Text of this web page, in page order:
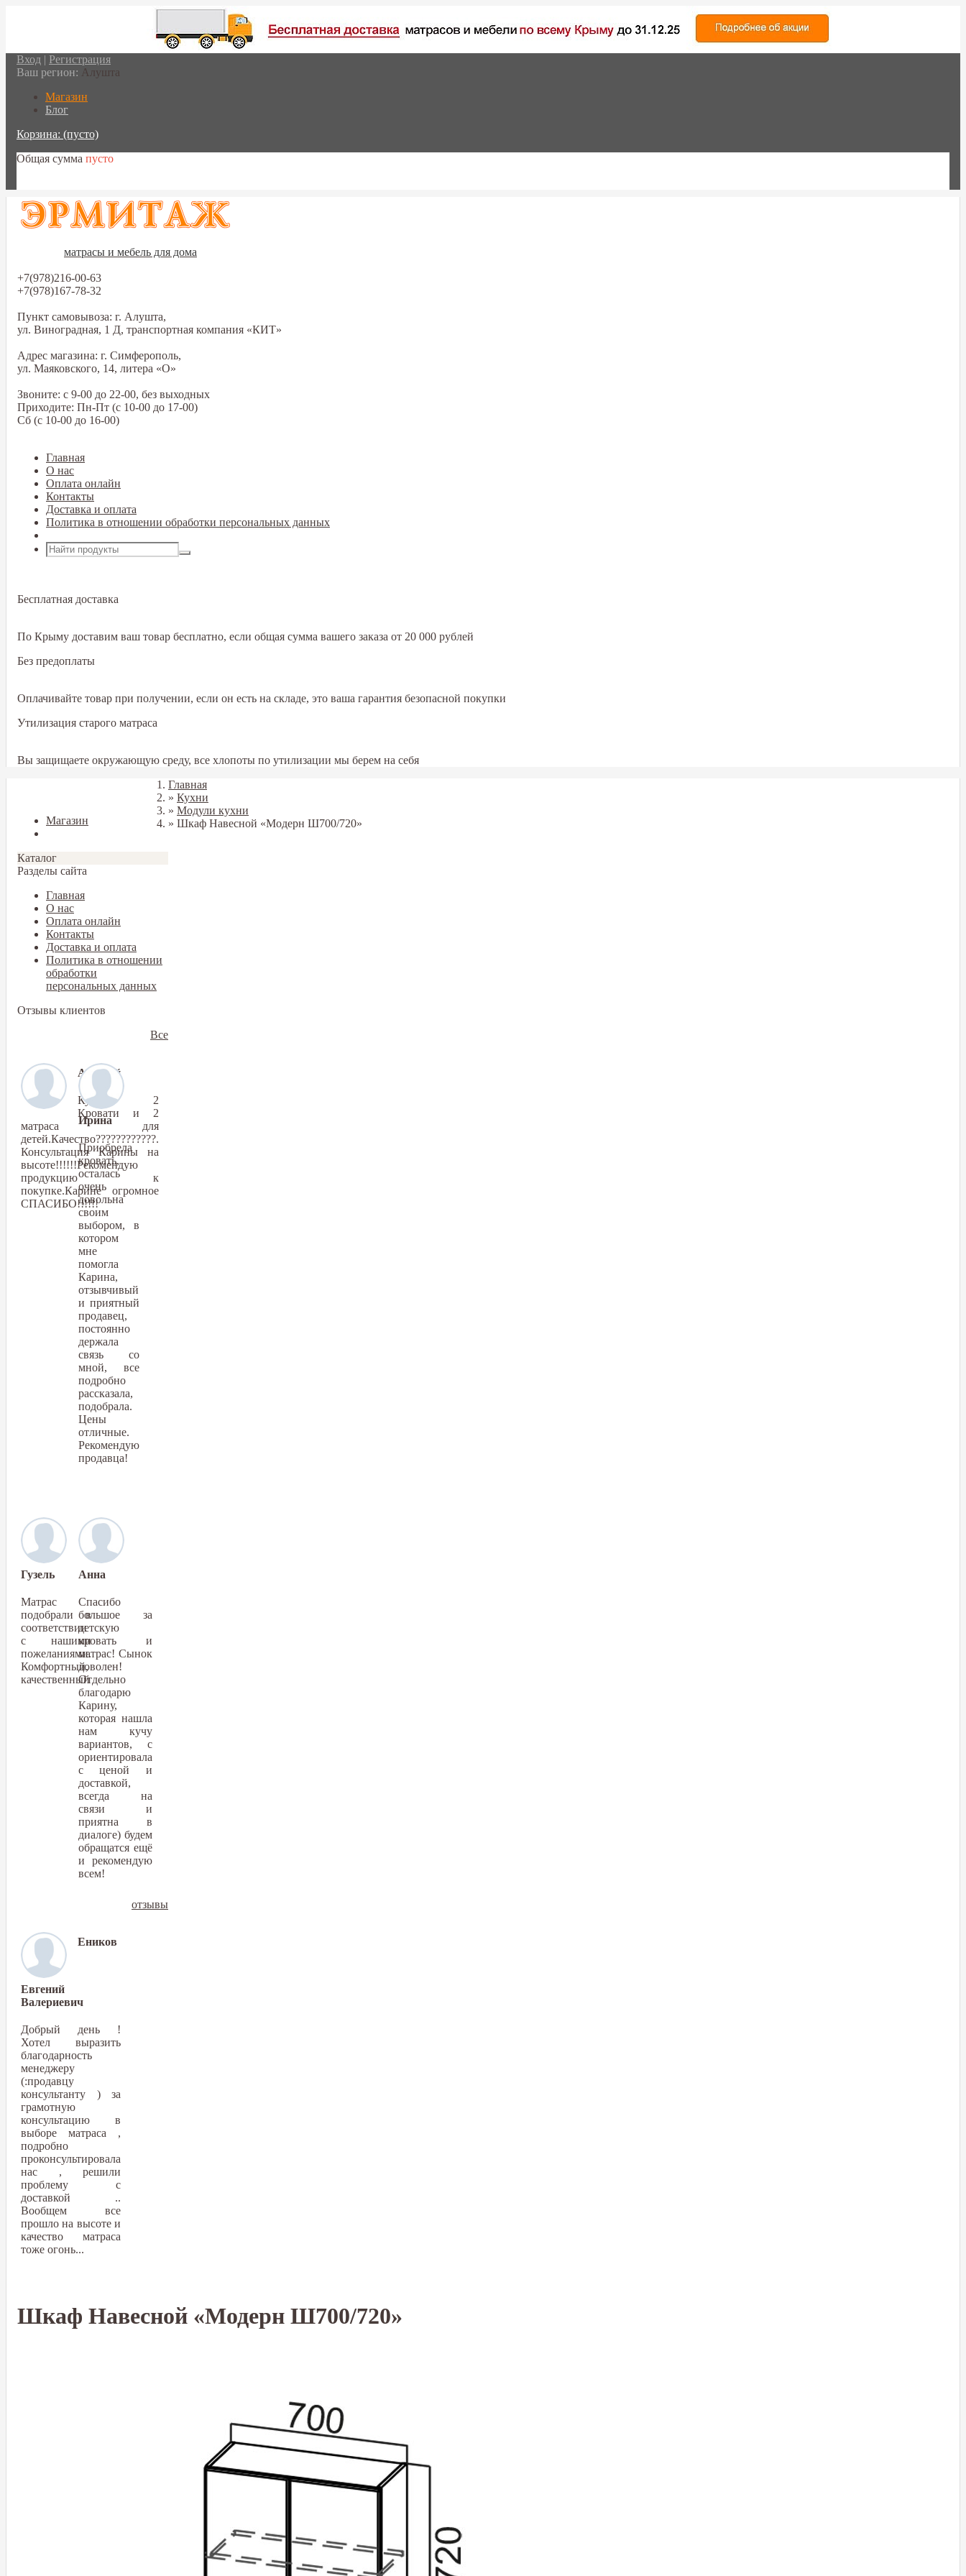
Вход | Регистрация
Ваш регион: Алушта
Магазин
Блог
Корзина: (пусто)
Общая сумма пусто
матрасы и мебель для дома
+7(978)216-00-63
+7(978)167-78-32
Пункт самовывоза: г. Алушта,
ул. Виноградная, 1 Д, транспортная компания «КИТ»
Адрес магазина: г. Симферополь,
ул. Маяковского, 14, литера «О»
Звоните: с 9-00 до 22-00, без выходных
Приходите: Пн-Пт (с 10-00 до 17-00)
Сб (с 10-00 до 16-00)
Главная
О нас
Оплата онлайн
Контакты
Доставка и оплата
Политика в отношении обработки персональных данных
Бесплатная доставка
По Крыму доставим ваш товар бесплатно, если общая сумма вашего заказа от 20 000 рублей
Без предоплаты
Оплачивайте товар при получении, если он есть на складе, это ваша гарантия безопасной покупки
Утилизация старого матраса
Вы защищаете окружающую среду, все хлопоты по утилизации мы берем на себя
Магазин
Каталог
Разделы сайта
Главная
О нас
Оплата онлайн
Контакты
Доставка и оплата
Политика в отношении
обработки
персональных данных
Отзывы клиентов
Алексей
Купили 2
Кровати и 2
матраса для
детей.Качество????????????.
Консультация Карины на
высоте!!!!!!Рекомендую
продукцию к
покупке.Карине огромное
СПАСИБО!!!!!!
Ирина
Приобрела
кровать,
осталась
очень
довольна
своим
выбором, в
котором
мне
помогла
Карина,
отзывчивый
и приятный
продавец,
постоянно
держала
связь со
мной, все
подробно
рассказала,
подобрала.
Цены
отличные.
Рекомендую
продавца!
Гузель
Матрас
подобрали в
соответствии
с нашими
пожеланиями.
Комфортный,
качественный
Анна
Спасибо
большое за
детскую
кровать и
матрас! Сынок
доволен!
Отдельно
благодарю
Карину,
которая нашла
нам кучу
вариантов, с
ориентировала
с ценой и
доставкой,
всегда на
связи и
приятна в
диалоге) будем
обращатся ещё
и рекомендую
всем!
Еников
Евгений
Валериевич
Добрый день !
Хотел выразить
благодарность
менеджеру
(:продавцу
консультанту ) за
грамотную
консультацию в
выборе матраса ,
подробно
проконсультировала
нас , решили
проблему с
доставкой ..
Вообщем все
прошло на высоте и
качество матраса
тоже огонь...
Все
отзывы
Главная
» Кухни
» Модули кухни
» Шкаф Навесной «Модерн Ш700/720»
Шкаф Навесной «Модерн Ш700/720»